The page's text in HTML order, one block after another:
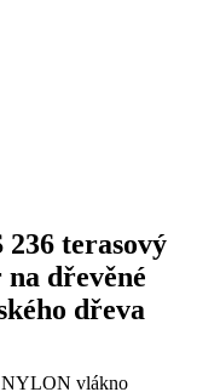
terasový
dřevěné
dřeva